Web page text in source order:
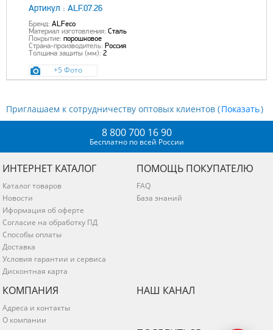
Артикул : ALF.07.26
Бренд: ALFeco
Материал изготовления: Сталь
Покрытие: порошковое
Страна-производитель: Россия
Толщина защиты (мм): 2
+5 Фото
Приглашаем к сотрудничеству оптовых клиентов ( )
8 800 700 16 90
Бесплатно по всей России
ИНТЕРНЕТ КАТАЛОГ
Каталог товаров
Новости
Иформация об оферте
Согласие на обработку ПД
Способы оплаты
Доставка
Условия гарантии и сервиса
Дисконтная карта
ПОМОЩЬ ПОКУПАТЕЛЮ
FAQ
База знаний
КОМПАНИЯ
Адреса и контакты
О компании
НАШ КАНАЛ